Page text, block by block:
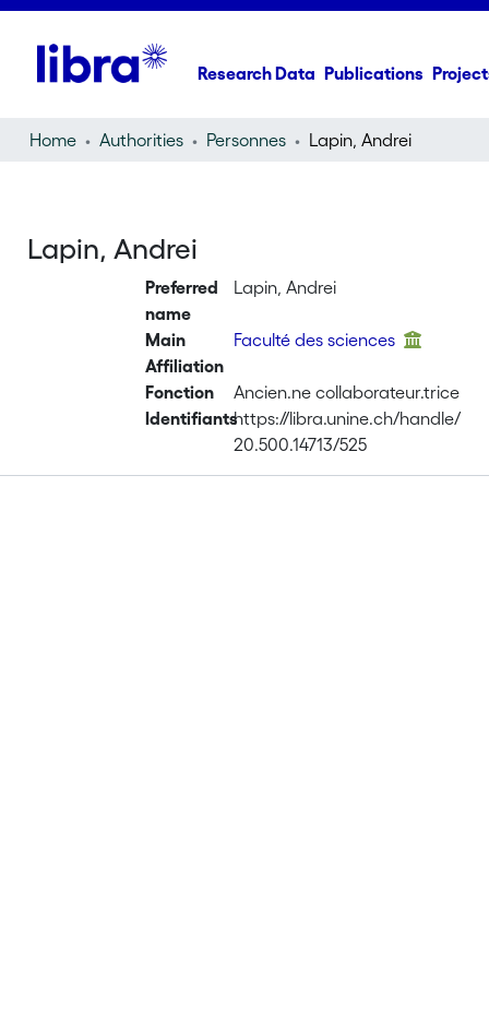
Research Data Publications
Home Authorities Personnes Lapin, Andrei
Lapin, Andrei
Preferred
name
Lapin, Andrei
Main
Affiliation
Faculté des sciences
Fonction
Ancien.ne collaborateur.trice
Identifiantshttps://libra.unine.ch/handle/
20.500.14713/525